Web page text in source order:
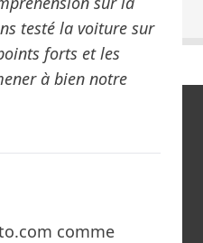
testé la voiture sur
forts et les
à bien notre
comme